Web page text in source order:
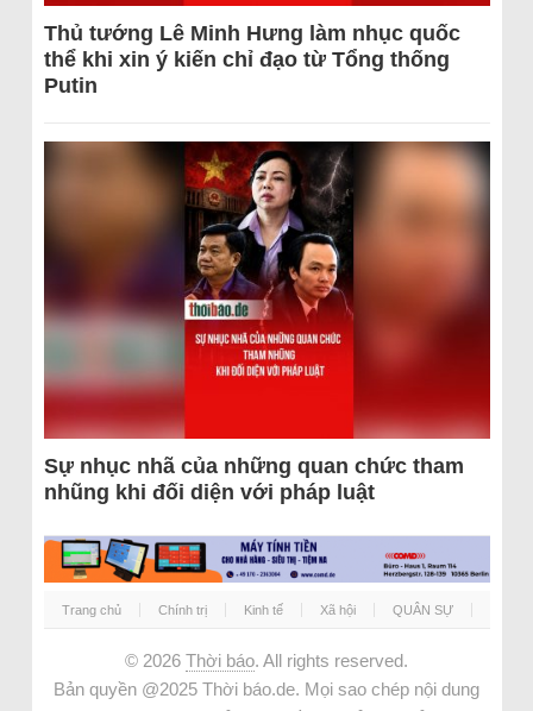
Thủ tướng Lê Minh Hưng làm nhục quốc
thể khi xin ý kiến chỉ đạo từ Tổng thống
Putin
Sự nhục nhã của những quan chức tham
nhũng khi đối diện với pháp luật
Trang chủ Chính trị Kinh tế Xã hội QUÂN SỰ
© 2026 Thời báo. All rights reserved.
Bản quyền @2025 Thời báo.de. Mọi sao chép nội dung